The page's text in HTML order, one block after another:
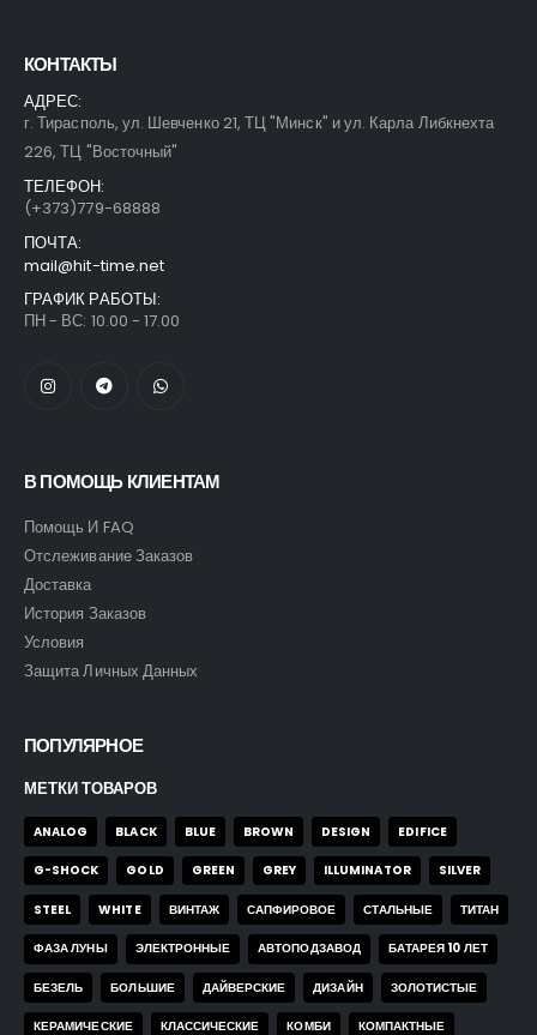
КОНТАКТЫ
АДРЕС:
г. Тирасполь, ул. Шевченко 21, ТЦ "Минск" и ул. Карла Либкнехта
226, ТЦ "Восточный"
ТЕЛЕФОН:
(+373)779-68888
ПОЧТА:
mail@hit-time.net
ГРАФИК РАБОТЫ:
ПН - ВС: 10.00 - 17.00
В ПОМОЩЬ КЛИЕНТАМ
Помощь И FAQ
Отслеживание Заказов
Доставка
История Заказов
Условия
Защита Личных Данных
ПОПУЛЯРНОЕ
МЕТКИ ТОВАРОВ
ANALOG BLACK BLUE BROWN DESIGN EDIFICE
G-SHOCK GOLD GREEN GREY ILLUMINATOR SILVER
STEEL WHITE ВИНТАЖ САПФИРОВОЕ СТАЛЬНЫЕ ТИТАН
ФАЗА ЛУНЫ ЭЛЕКТРОННЫЕ АВТОПОДЗАВОД БАТАРЕЯ 10 ЛЕТ
БЕЗЕЛЬ БОЛЬШИЕ ДАЙВЕРСКИЕ ДИЗАЙН ЗОЛОТИСТЫЕ
КЕРАМИЧЕСКИЕ КЛАССИЧЕСКИЕ КОМБИ КОМПАКТНЫЕ